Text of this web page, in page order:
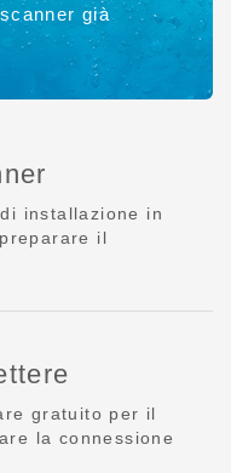
già
installazione in
il
gratuito per il
la connessione